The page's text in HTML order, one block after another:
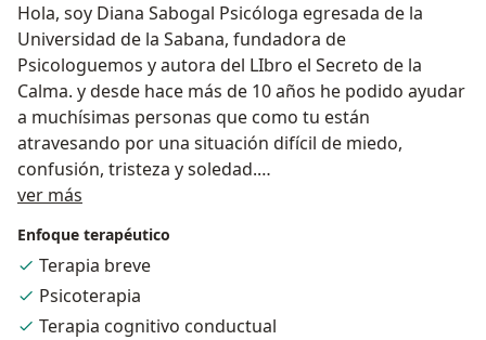
Hola, soy Diana Sabogal Psicóloga egresada de la
Universidad de la Sabana, fundadora de
Psicologuemos y autora del LIbro el Secreto de la
Calma. y desde hace más de 10 años he podido ayudar
a muchísimas personas que como tu están
atravesando por una situación difícil de miedo,
confusión, tristeza y soledad.
Tengo bastante experiencia en trastornos de ánimo
como ansiedad y depresión, trastornos de
dependencia y codenpencia emocional y relaciones
tóxicas.
Conmigo tendrás un espacio cálido donde podrás salir
de la situación por la que estés atravesando con mi
ver más
Enfoque terapéutico
Terapia breve
Psicoterapia
Terapia cognitivo conductual